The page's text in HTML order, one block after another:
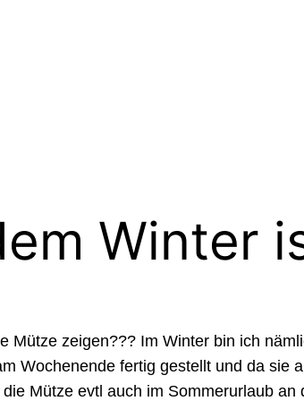
Winter
Mütze zeigen??? Im Winter bin ich
Wochenende fertig gestellt und da sie
Mütze evtl auch im Sommerurlaub